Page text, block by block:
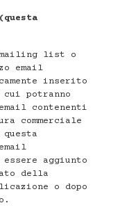
list o
email
inserito
potranno
contenenti
commerciale
aggiunto
della
o dopo